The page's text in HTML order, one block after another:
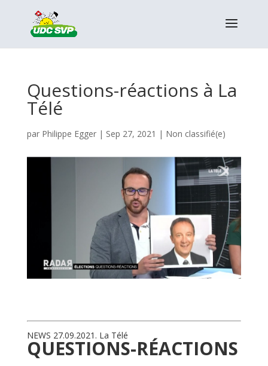
Questions-réactions à La
Télé
par Philippe Egger| Sep 27, 2021 | Non classifié(e)
NEWS 27.09.2021. La Télé
QUESTIONS-RÉACTIONS